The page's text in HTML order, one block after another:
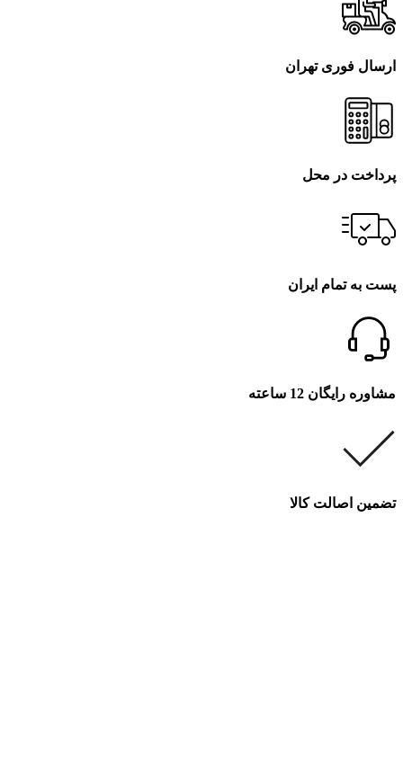
ارسال فوری تهران
پرداخت در محل
پست به تمام ایران
مشاوره رایگان 12 ساعته
تضمین اصالت کالا